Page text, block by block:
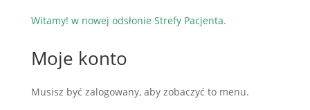
Witamy! w nowej odsłonie Strefy Pacjenta.
Moje konto
Musisz być zalogowany, aby zobaczyć to menu.